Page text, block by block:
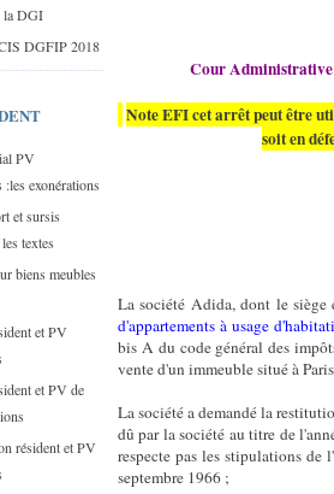
la DGI
DGFIP 2018
PV
exonérations
et sursis
textes
biens meubles
et PV
et PV de
résident et PV
Cour Administrative
Note EFI cet arrêt peut être
soit en
La société Adida, dont le siège
d'appartements à usage
bis A du code général des
vente d'un immeuble situé à Paris
La société a demandé la
dû par la société au titre de
respecte pas les stipulations de
septembre 1966 ;